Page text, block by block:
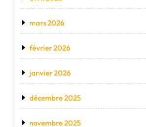
mars 2026
février 2026
janvier 2026
décembre 2025
novembre 2025